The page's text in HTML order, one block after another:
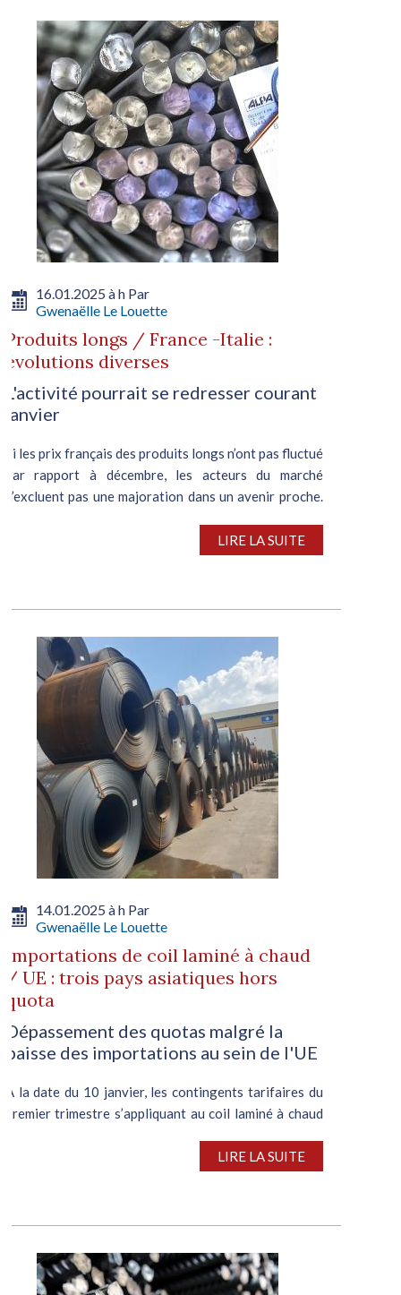
16.01.2025 à h Par
Gwenaëlle Le Louette
Produits longs / France -Italie :
évolutions diverses
L'activité pourrait se redresser courant
janvier
Si les prix français des produits longs n’ont pas fluctué
par rapport à décembre, les acteurs du marché
n’excluent pas une majoration dans un avenir proche.
LIRE LA SUITE
14.01.2025 à h Par
Gwenaëlle Le Louette
Importations de coil laminé à chaud
/ UE : trois pays asiatiques hors
quota
Dépassement des quotas malgré la
baisse des importations au sein de l'UE
A la date du 10 janvier, les contingents tarifaires du
premier trimestre s’appliquant au coil laminé à chaud
avaient déjà été dépassés de respectivement, 9%,
LIRE LA SUITE